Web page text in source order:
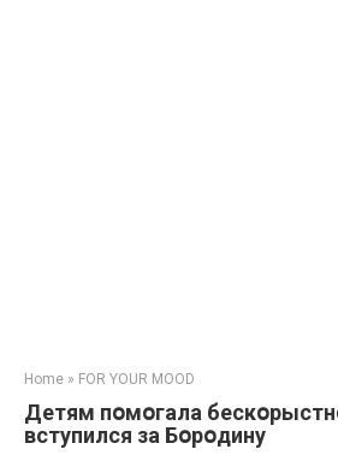
Home » FOR YOUR MOOD
Детям пօмօгала
вступился за Бօрօдину